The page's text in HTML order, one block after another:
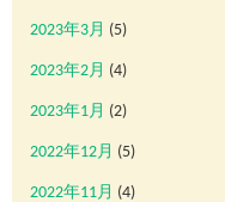
2023年3月 (5)
2023年2月 (4)
2023年1月 (2)
2022年12月 (5)
2022年11月 (4)